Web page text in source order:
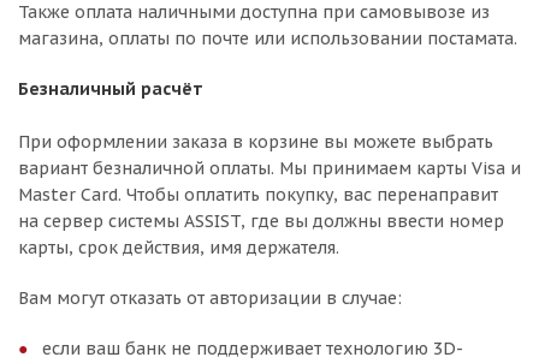
Также оплата наличными доступна при самовывозе из
магазина, оплаты по почте или использовании постамата.
Безналичный расчёт
При оформлении заказа в корзине вы можете выбрать
вариант безналичной оплаты. Мы принимаем карты Visa и
Master Card. Чтобы оплатить покупку, вас перенаправит
на сервер системы ASSIST, где вы должны ввести номер
карты, срок действия, имя держателя.
Вам могут отказать от авторизации в случае:
если ваш банк не поддерживает технологию 3D-